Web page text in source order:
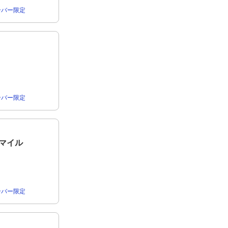
ー限定
ー限定
イル
ー限定